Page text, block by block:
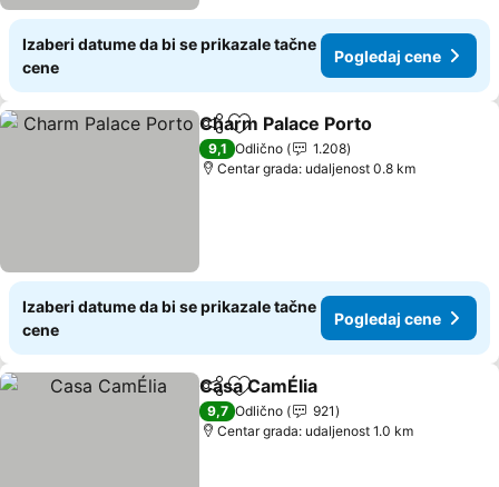
Izaberi datume da bi se prikazale tačne
cene
Pogledaj cene
Deli Dodati u favorite
Charm Palace Porto
9,1 Odlično
1.208
Centar grada: udaljenost 0.8 km
Izaberi datume da bi se prikazale tačne
cene
Pogledaj cene
Deli Dodati u favorite
Casa CamÉlia
9,7 Odlično
921
Centar grada: udaljenost 1.0 km